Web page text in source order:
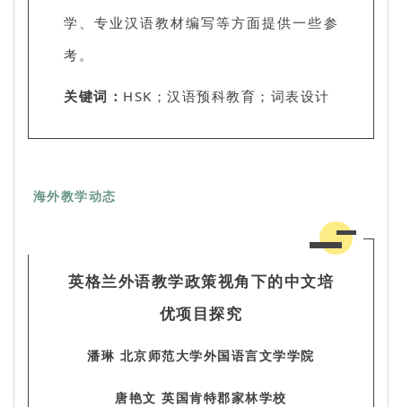
学、专业汉语教材编写等方面提供一些参
考。
关键词： HSK；汉语预科教育；词表设计
海外教学动态
英格兰外语教学政策视角下的中文培
优项目探究
潘琳 北京师范大学外国语言文学学院
唐艳文 英国肯特郡家林学校